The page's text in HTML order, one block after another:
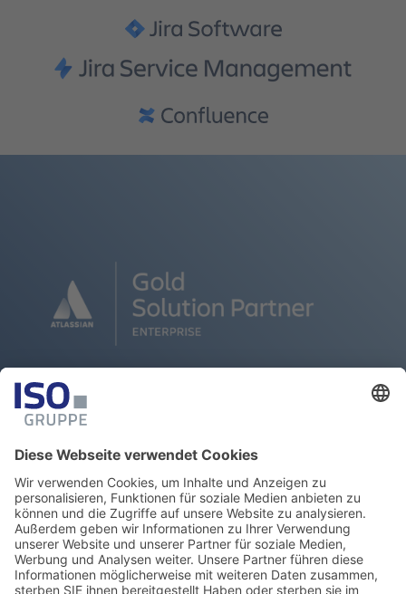
Flexibilität, Transparenz und
Performance – für die Entwicklung
hochwertiger Software und den Betrieb
zentraler Prozesse.
KONTAKT AUFNEHMEN